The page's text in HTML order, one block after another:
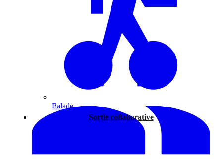
Balade
Sortie collaborative